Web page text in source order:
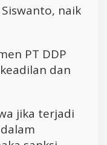
naik
PT DDP
dan
jika terjadi